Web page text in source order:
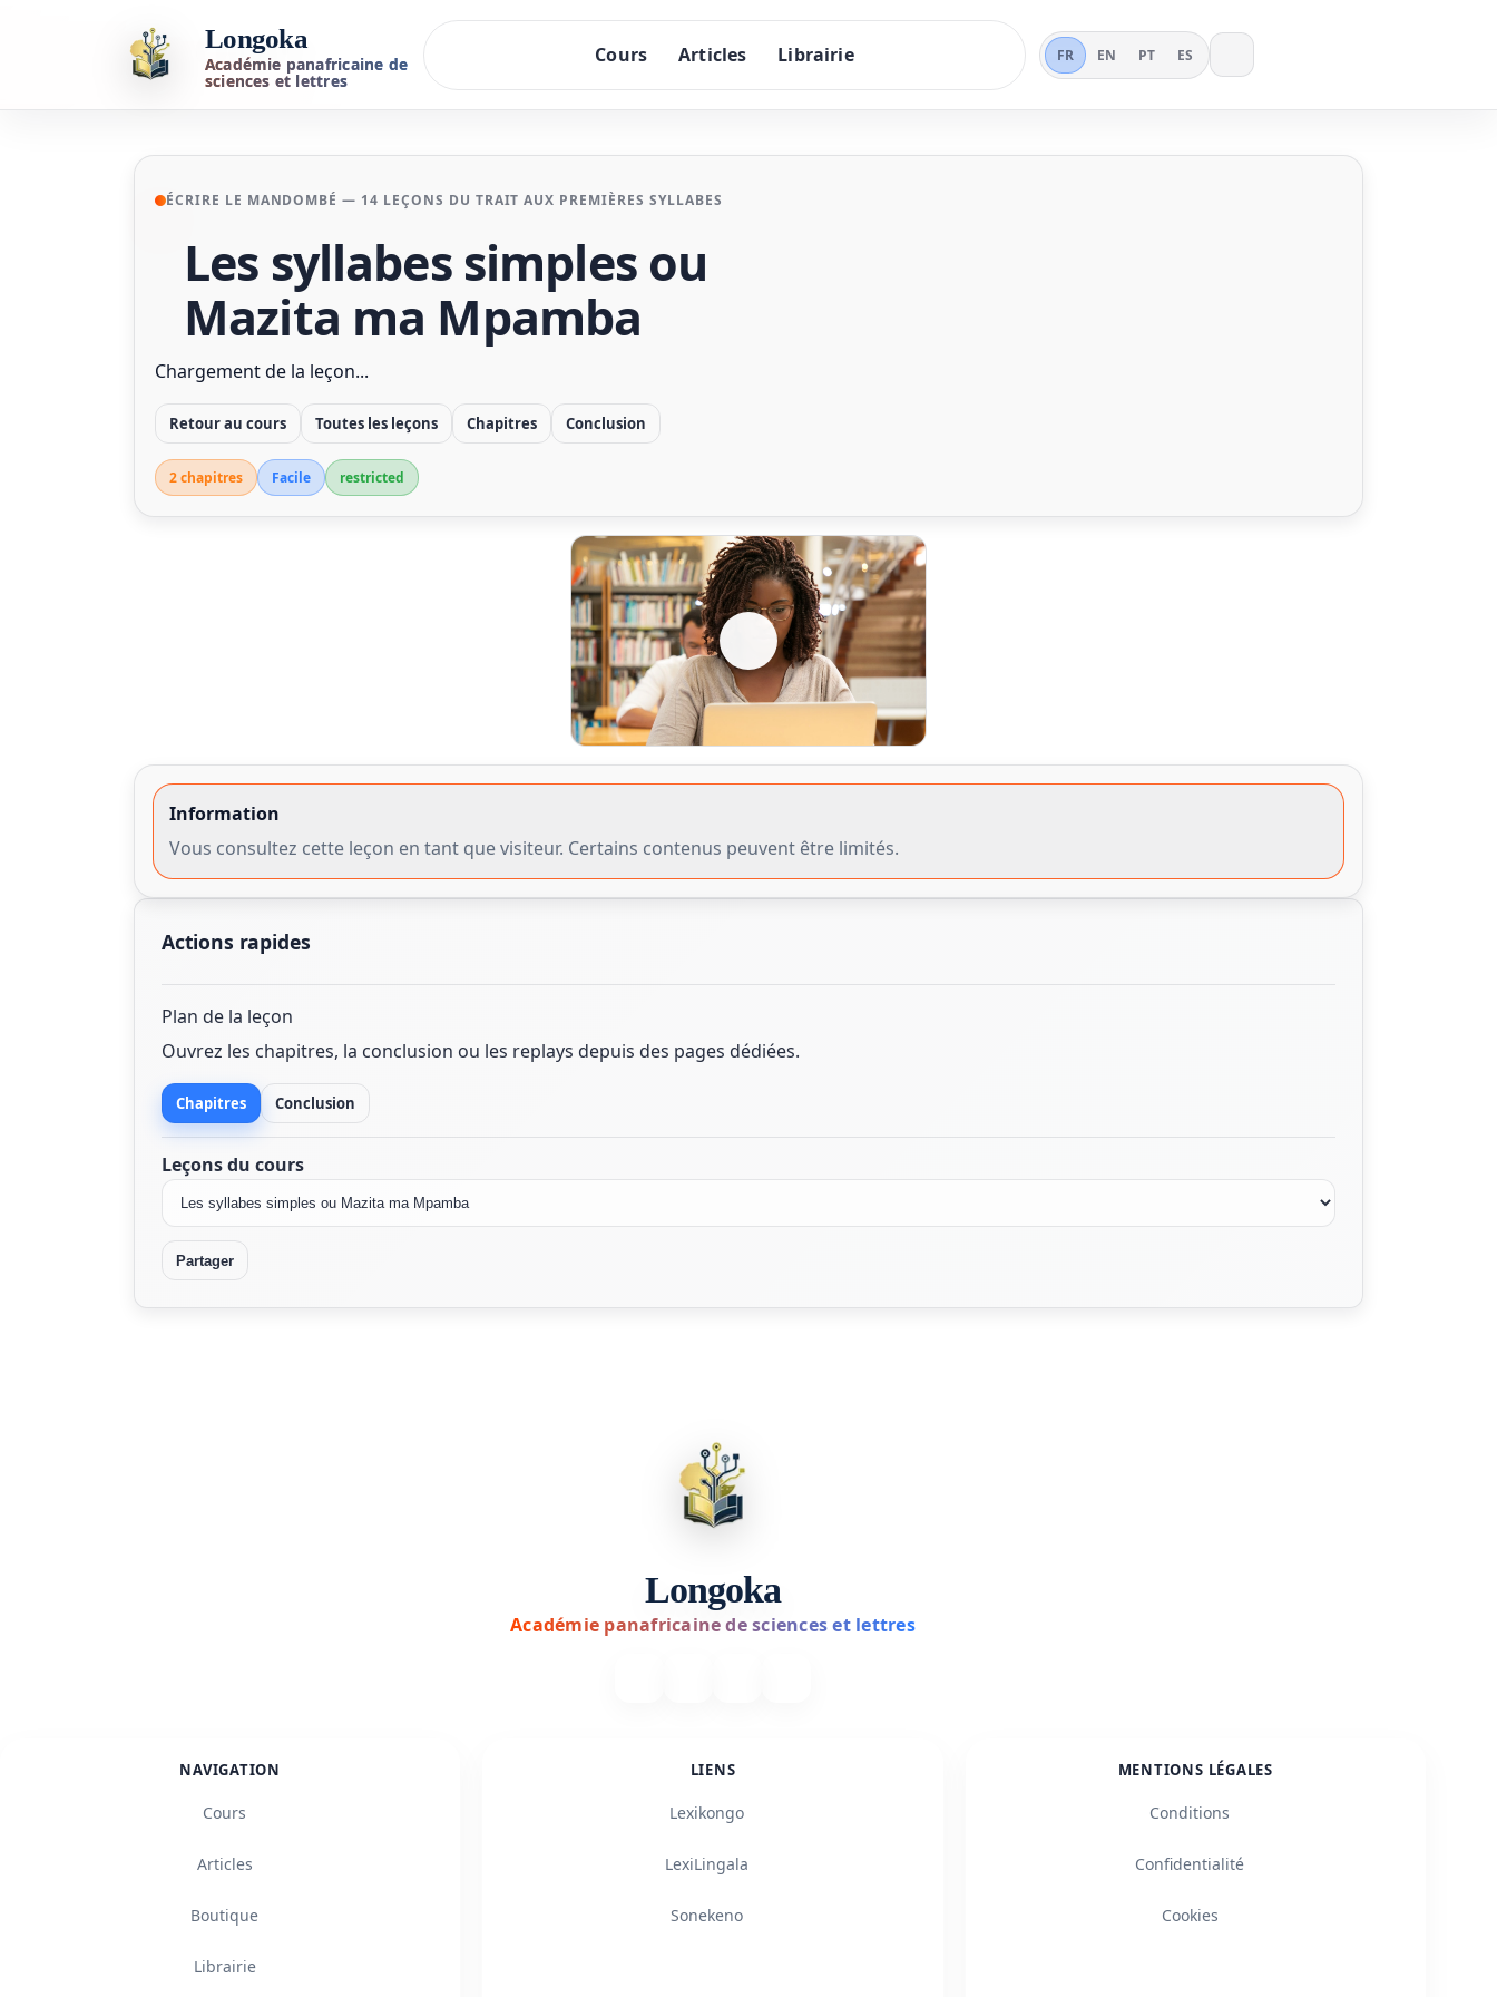
Longoka
Académie panafricaine de
sciences et lettres
Cours Articles Librairie FR EN PT ES
ÉCRIRE LE MANDOMBÉ — 14 LEÇONS DU TRAIT AUX PREMIÈRES SYLLABES
Les syllabes simples ou
Mazita ma Mpamba
Chargement de la leçon...
Retour au cours Toutes les leçons Chapitres Conclusion
2 chapitres Facile restricted
Information
Vous consultez cette leçon en tant que visiteur. Certains contenus peuvent être limités.
Actions rapides
Plan de la leçon
Ouvrez les chapitres, la conclusion ou les replays depuis des pages dédiées.
Chapitres Conclusion
Leçons du cours
Partager
Longoka
Académie panafricaine de sciences et lettres
NAVIGATION
Cours
Articles
Boutique
Librairie
LIENS
Lexikongo
LexiLingala
Sonekeno
MENTIONS LÉGALES
Conditions
Confidentialité
Cookies